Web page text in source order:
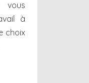
vous
à
choix